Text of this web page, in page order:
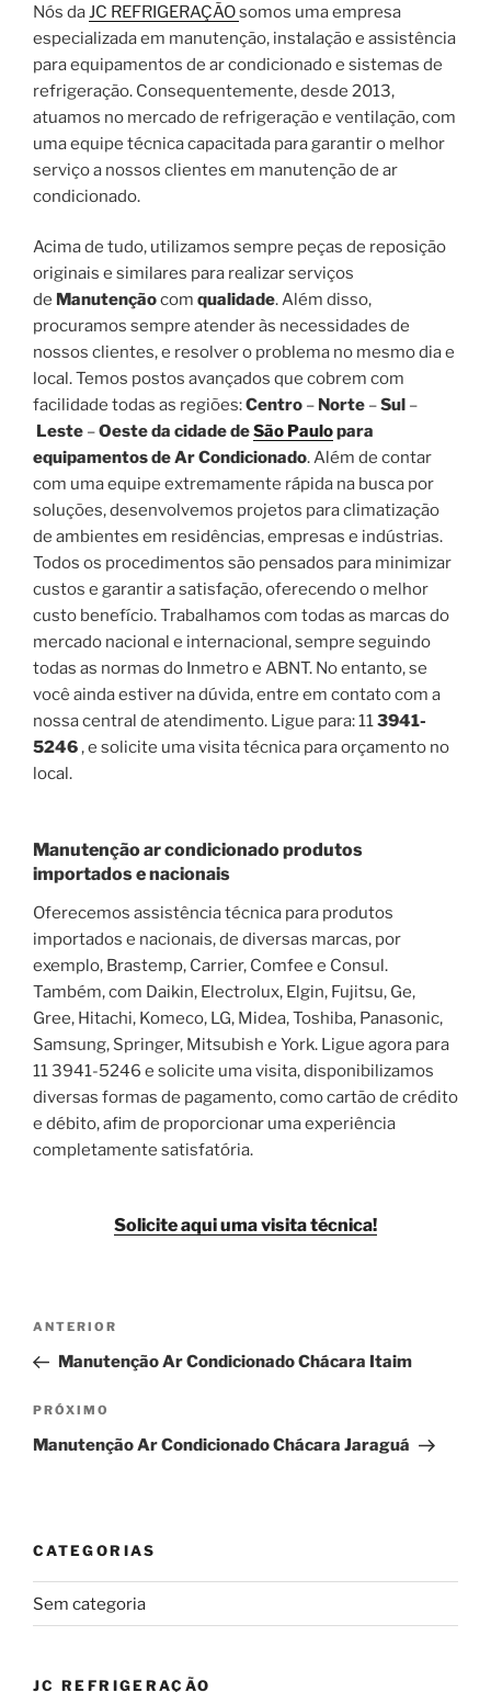
Nós daJC REFRIGERAÇÃOsomos uma empresa
especializada em manutenção, instalação e assistência
para equipamentos de ar condicionado e sistemas de
refrigeração. Consequentemente, desde 2013,
atuamos no mercado de refrigeração e ventilação, com
uma equipe técnica capacitada para garantir o melhor
serviço a nossos clientes em manutenção de ar
condicionado.
Acima de tudo, utilizamos sempre peças de reposição
originais e similares para realizar serviços
de Manutençãocom qualidade. Além disso,
procuramos sempre atender às necessidades de
nossos clientes, e resolver o problema no mesmo dia e
local. Temos postos avançados que cobrem com
facilidade todas as regiões:Centro – Norte –Sul –
Leste –Oeste da cidade deSão Paulopara
equipamentos de Ar Condicionado. Além de contar
com uma equipe extremamente rápida na busca por
soluções, desenvolvemos projetos para climatização
de ambientes em residências, empresas e indústrias.
Todos os procedimentos são pensados para minimizar
custos e garantir a satisfação, oferecendo o melhor
custo benefício. Trabalhamos com todas as marcas do
mercado nacional e internacional, sempre seguindo
todas as normas do Inmetro e ABNT. No entanto, se
você ainda estiver na dúvida, entre em contato com a
nossa central de atendimento. Ligue para: 113941-
5246, e solicite uma visita técnica para orçamento no
local.
Manutenção ar condicionado produtos
importados e nacionais
Oferecemos assistência técnica para produtos
importados e nacionais, de diversas marcas, por
exemplo, Brastemp, Carrier, Comfee e Consul.
Também, com Daikin, Electrolux, Elgin, Fujitsu, Ge,
Gree, Hitachi, Komeco, LG, Midea, Toshiba, Panasonic,
Samsung, Springer, Mitsubish e York. Ligue agora para
11 3941-5246 e solicite uma visita, disponibilizamos
diversas formas de pagamento, como cartão de crédito
e débito, afim de proporcionar uma experiência
completamente satisfatória.
Solicite aqui uma visita técnica!
Navegação
Post
Post
anterior
ANTERIOR
Manutenção Ar Condicionado Chácara Itaim
Próximo
post
PRÓXIMO
Manutenção Ar Condicionado Chácara Jaraguá
CATEGORIAS
Sem categoria
JC REFRIGERAÇÃO